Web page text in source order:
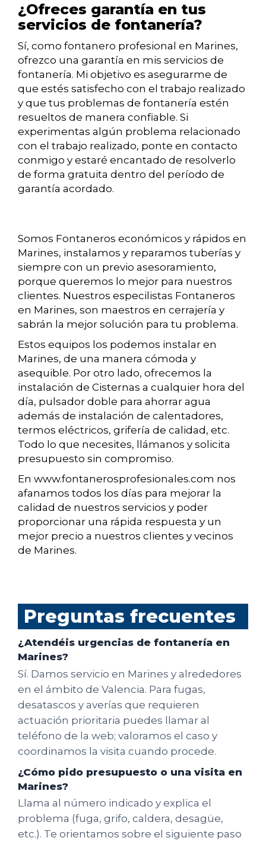
¿Ofreces garantía en tus
servicios de fontanería?
Sí, como fontanero profesional en Marines,
ofrezco una garantía en mis servicios de
fontanería. Mi objetivo es asegurarme de
que estés satisfecho con el trabajo realizado
y que tus problemas de fontanería estén
resueltos de manera confiable. Si
experimentas algún problema relacionado
con el trabajo realizado, ponte en contacto
conmigo y estaré encantado de resolverlo
de forma gratuita dentro del período de
garantía acordado.
Somos Fontaneros económicos y rápidos en
Marines, instalamos y reparamos tuberías y
siempre con un previo asesoramiento,
porque queremos lo mejor para nuestros
clientes. Nuestros especilistas Fontaneros
en Marines, son maestros en cerrajería y
sabrán la mejor solución para tu problema.
Estos equipos los podemos instalar en
Marines, de una manera cómoda y
asequible. Por otro lado, ofrecemos la
instalación de Cisternas a cualquier hora del
día, pulsador doble para ahorrar agua
además de instalación de calentadores,
termos eléctricos, grifería de calidad, etc.
Todo lo que necesites, llámanos y solicita
presupuesto sin compromiso.
En www.fontanerosprofesionales.com nos
afanamos todos los días para mejorar la
calidad de nuestros servicios y poder
proporcionar una rápida respuesta y un
mejor precio a nuestros clientes y vecinos
de Marines.
Preguntas frecuentes
¿Atendéis urgencias de fontanería en
Marines?
Sí. Damos servicio en Marines y alrededores
en el ámbito de Valencia. Para fugas,
desatascos y averías que requieren
actuación prioritaria puedes llamar al
teléfono de la web; valoramos el caso y
coordinamos la visita cuando procede.
¿Cómo pido presupuesto o una visita en
Marines?
Llama al número indicado y explica el
problema (fuga, grifo, caldera, desagüe,
etc.). Te orientamos sobre el siguiente paso